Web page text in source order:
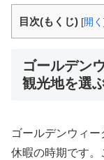
目次(もくじ) [開く ]
ゴールデン
観光地を選
ゴールデンウィ
休暇の時期です。